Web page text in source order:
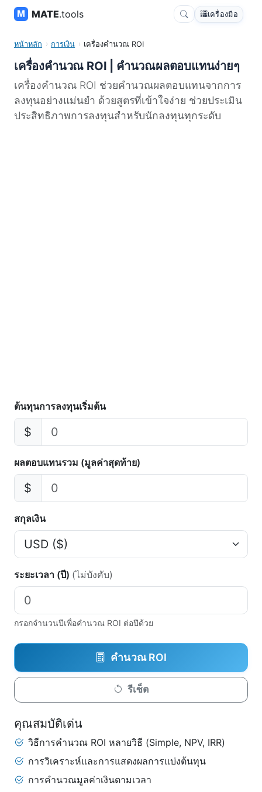
MATE.tools เครื่องมือ
หน้าหลัก การเงิน เครื่องคำนวณ ROI
เครื่องคำนวณ ROI | คำนวณผลตอบแทนง่ายๆ
เครื่องคำนวณ ROI ช่วยคำนวณผลตอบแทนจากการ
ลงทุนอย่างแม่นยำ ด้วยสูตรที่เข้าใจง่าย ช่วยประเมิน
ประสิทธิภาพการลงทุนสำหรับนักลงทุนทุกระดับ
ต้นทุนการลงทุนเริ่มต้น
$
ผลตอบแทนรวม (มูลค่าสุดท้าย)
$
สกุลเงิน
ระยะเวลา (ปี) (ไม่บังคับ)
กรอกจำนวนปีเพื่อคำนวณ ROI ต่อปีด้วย
คำนวณ ROI
รีเซ็ต
คุณสมบัติเด่น
วิธีการคำนวณ ROI หลายวิธี (Simple, NPV, IRR)
การวิเคราะห์และการแสดงผลการแบ่งต้นทุน
การคำนวณมูลค่าเงินตามเวลา